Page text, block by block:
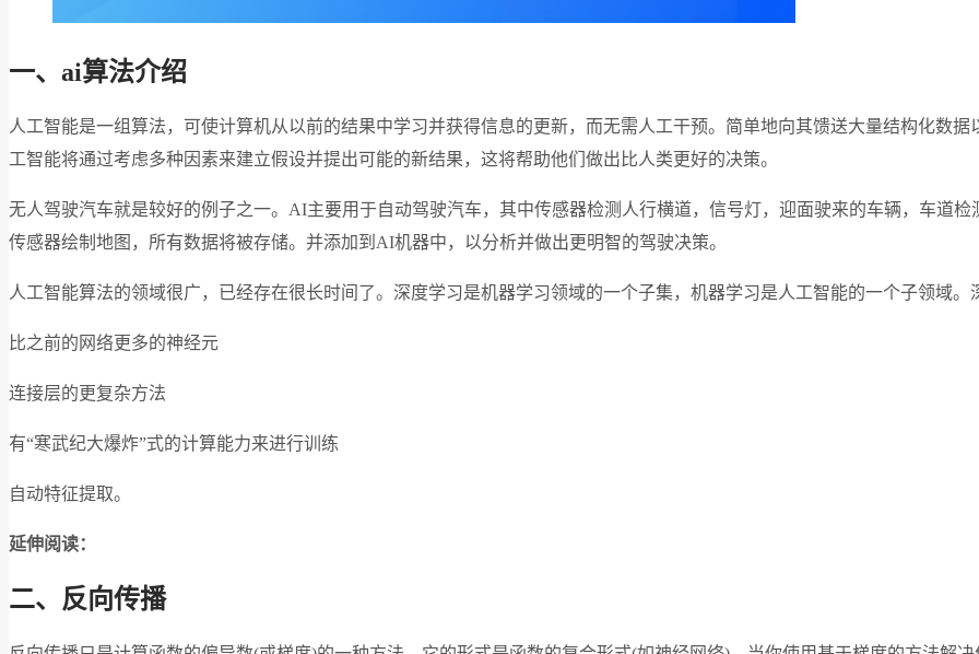
一、ai算法介绍
人工智能是一组算法，可使计算机从以前的结果中学习并获得信息的更新，而无需人工干预。简单地向其馈送大量结构化数
工智能将通过考虑多种因素来建立假设并提出可能的新结果，这将帮助他们做出比人类更好的决策。
无人驾驶汽车就是较好的例子之一。AI主要用于自动驾驶汽车，其中传感器检测人行横道，信号灯，迎面驶来的车辆，车道
传感器绘制地图，所有数据将被存储。并添加到AI机器中，以分析并做出更明智的驾驶决策。
人工智能算法的领域很广，已经存在很长时间了。深度学习是机器学习领域的一个子集，机器学习是人工智能的一个子领域
比之前的网络更多的神经元
连接层的更复杂方法
有“寒武纪大爆炸”式的计算能力来进行训练
自动特征提取。
延伸阅读：
二、反向传播